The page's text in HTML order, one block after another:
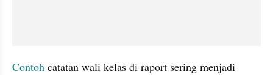
Contoh catatan wali kelas di raport sering menjadi